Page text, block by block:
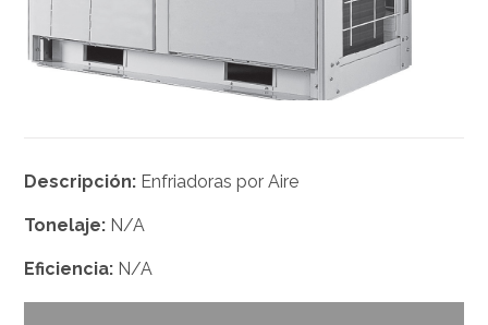
Descripción: Enfriadoras por Aire
Tonelaje: N/A
Eficiencia: N/A